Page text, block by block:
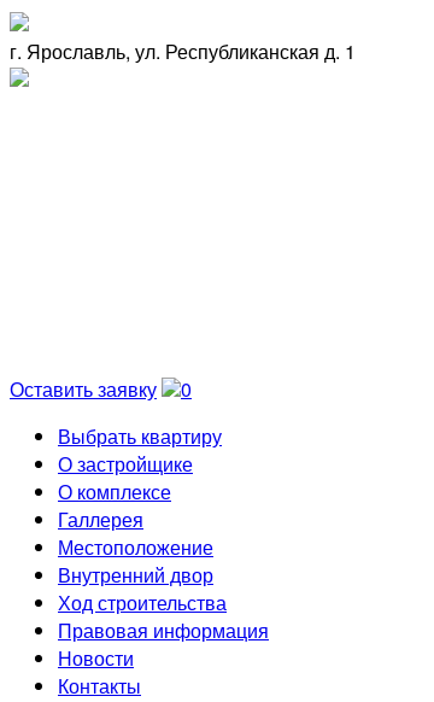
г. Ярославль, ул. Республиканская д. 1
Оставить заявку
0
Выбрать квартиру
О застройщике
О комплексе
Галлерея
Местоположение
Внутренний двор
Ход строительства
Правовая информация
Новости
Контакты